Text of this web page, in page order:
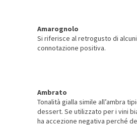
Amarognolo
Si riferisce al retrogusto di alcuni
connotazione positiva.
Ambrato
Tonalità gialla simile all’ambra
dessert. Se utilizzato per i vini
ha accezione negativa perché